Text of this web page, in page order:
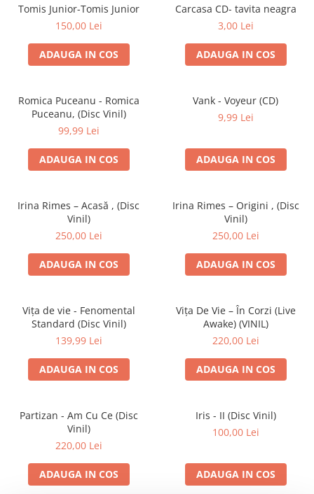
Viniluri Românești
Colecția Electrecord
Tomis Junior-Tomis Junior
150,00 Lei
ADAUGA IN COS
Carcasa CD- tavita neagra
3,00 Lei
ADAUGA IN COS
Romica Puceanu - Romica
Puceanu, (Disc Vinil)
99,99 Lei
ADAUGA IN COS
Vank - Voyeur (CD)
9,99 Lei
ADAUGA IN COS
Irina Rimes – Acasă , (Disc
Vinil)
250,00 Lei
ADAUGA IN COS
Irina Rimes – Origini , (Disc
Vinil)
250,00 Lei
ADAUGA IN COS
Vița de vie - Fenomental
Standard (Disc Vinil)
139,99 Lei
ADAUGA IN COS
Vița De Vie – În Corzi (Live
Awake) (VINIL)
220,00 Lei
ADAUGA IN COS
Partizan - Am Cu Ce (Disc
Vinil)
220,00 Lei
ADAUGA IN COS
Iris - II (Disc Vinil)
100,00 Lei
ADAUGA IN COS